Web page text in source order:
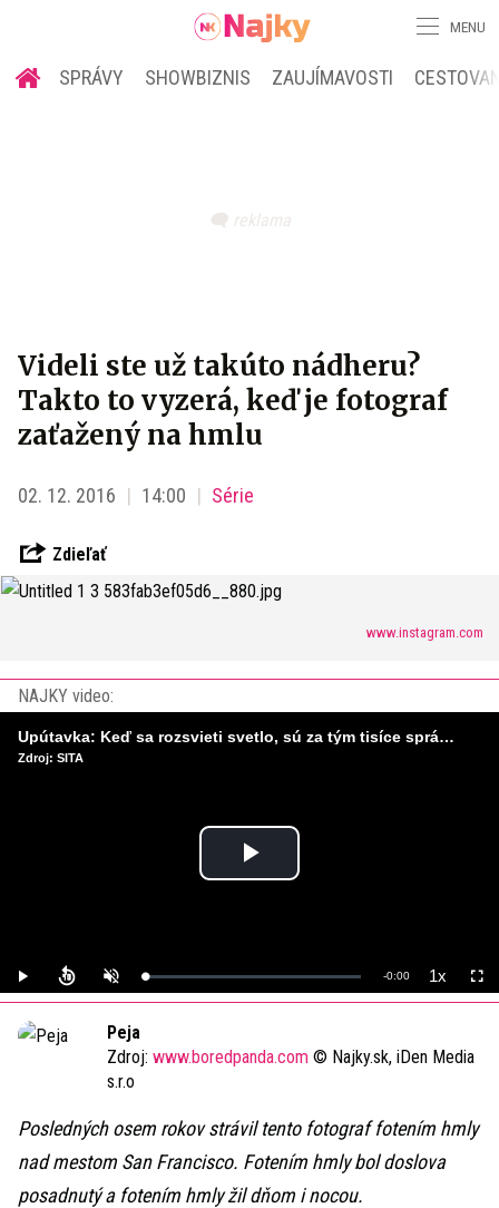
MENU
SPRÁVY SHOWBIZNIS ZAUJÍMAVOSTI
Videli ste už takúto nádheru?
Takto to vyzerá, keď je fotograf
zaťažený na hmlu
02. 12. 2016 14:00 Série
Zdieľať
www.instagram.com
NAJKY video:
Play
Play UnmuteLoaded:
0%
Remaining
-0:00 1xPlayback
Rate
Upútavka: Keď sa rozsvieti svetlo, sú za tým tisíce správnych rozhodnutí. Ako vzniká infraštruktúra, ktorú nevnímame?
Zdroj: SITA
Peja
Zdroj: www.boredpanda.com © Najky.sk, iDen Media
s.r.o
Posledných osem rokov strávil tento fotograf fotením hmly
nad mestom San Francisco. Fotením hmly bol doslova
posadnutý a fotením hmly žil dňom i nocou.